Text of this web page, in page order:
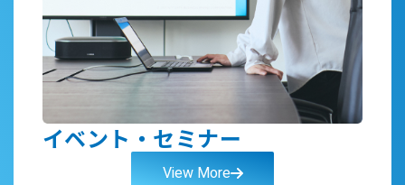
イベント・セミナー
View More